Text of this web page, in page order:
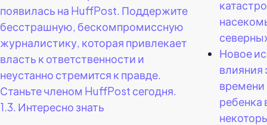
появилась на HuffPost. Поддержите
бесстрашную, бескомпромиссную
журналистику, которая привлекает
власть к ответственности и
неустанно стремится к правде.
Станьте членом HuffPost сегодня.
1.3. Интересно знать
Новое
влияния
времени
ребенка